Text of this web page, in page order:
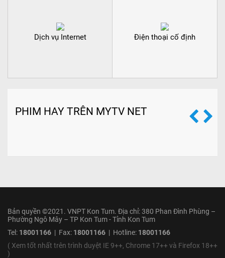
Dịch vụ Internet Điện thoại cố định
PHIM HAY TRÊN MYTV NET
Bản quyền ©2021. VNPT Kon Tum. Địa chỉ: 380 Phan Đình Phùng –
Phường Ngô Mây – TP Kon Tum - Tỉnh Kon Tum
Tel: 18001166 | Fax: 18001166 | Hotline: 18001166
( Xem tốt nhất trên trình duyệt IE 9++, Chrome 17++ và Firefox 18++
)